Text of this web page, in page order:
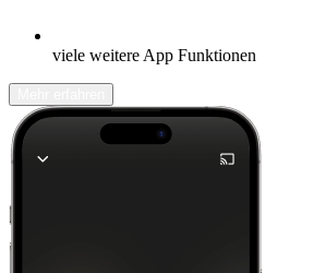
viele weitere App Funktionen